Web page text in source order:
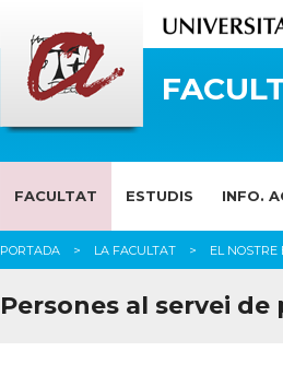
FACULTAT ESTUDIS INFO.
PORTADA LA FACULTAT EL NOSTRE
Persones al servei de